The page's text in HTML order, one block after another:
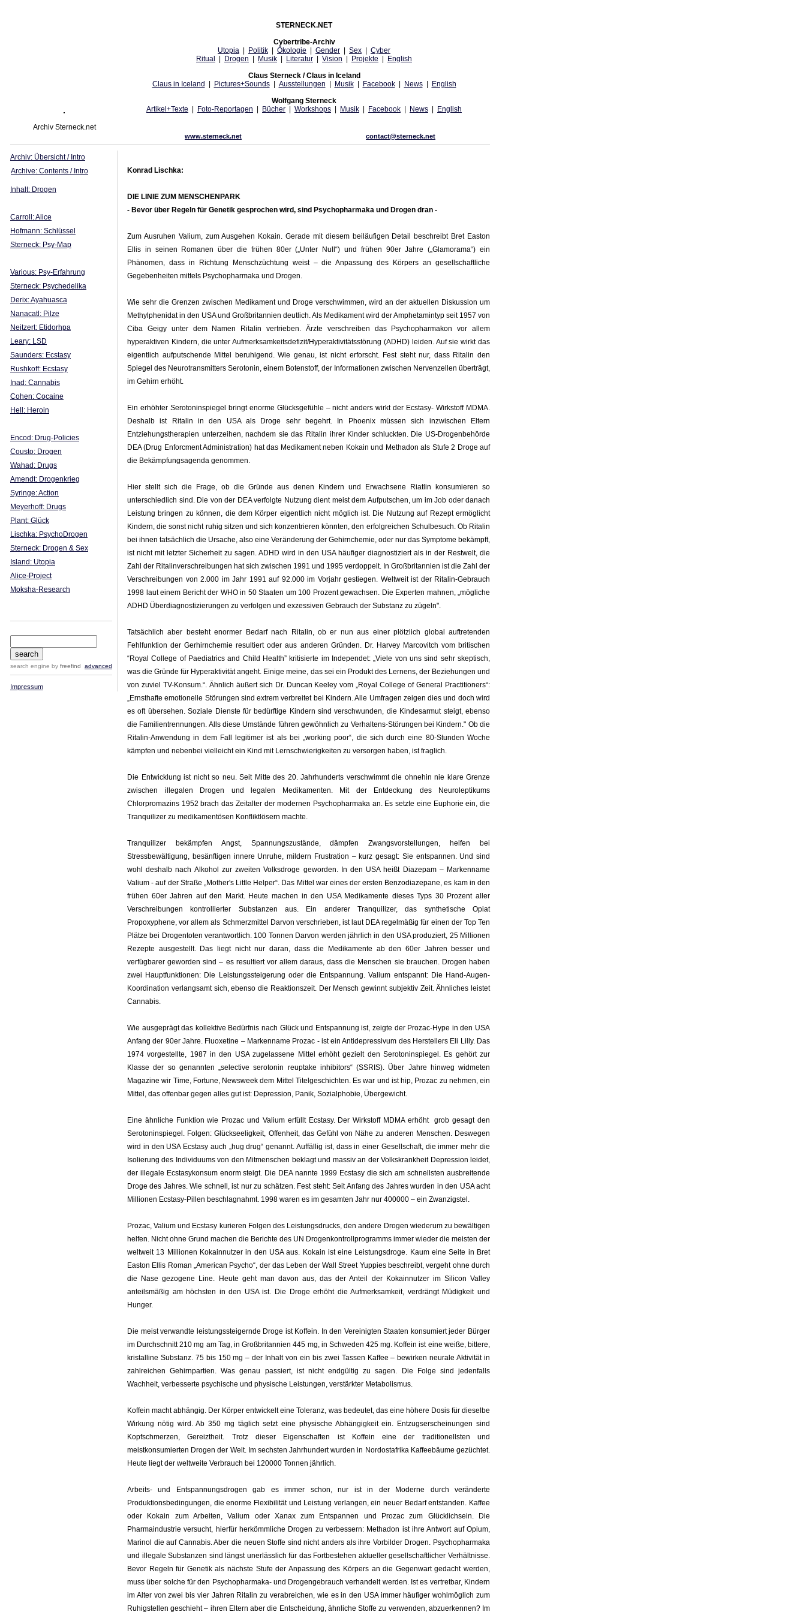
STERNECK.NET
Cybertribe-Archiv
Utopia
Politik Ökologie Gender Sex
Cyber
Ritual
Drogen Musik Literatur Vision Projekte
English
Claus Sterneck / Claus in Iceland
Claus in Iceland
Pictures+Sounds| Ausstellungen Musik| Facebook| News|
English
Wolfgang Sterneck
Artikel+Texte
Foto-Reportagen Bücher Workshops Musik Facebook News English
Archiv Sterneck.net
www.sterneck.net contact@sterneck.net
Archiv: Übersicht / Intro
Archive: Contents / Intro
Inhalt: Drogen
Carroll: Alice
Hofmann: Schlüssel
Sterneck: Psy-Map
Various: Psy-Erfahrung
Sterneck: Psychedelika
Derix: Ayahuasca
Nanacatl: Pilze
Neitzert: Etidorhpa
Leary: LSD
Saunders: Ecstasy
Rushkoff: Ecstasy
Inad: Cannabis
Cohen: Cocaine
Hell: Heroin
Encod: Drug-Policies
Cousto: Drogen
Wahad: Drugs
Amendt: Drogenkrieg
Syringe: Action
Meyerhoff: Drugs
Plant: Glück
Lischka: PsychoDrogen
Sterneck: Drogen & Sex
Island: Utopia
Alice-Project
Moksha-Research
search engine by freefind advanced
Impressum
Konrad Lischka:
DIE LINIE ZUM MENSCHENPARK
- Bevor über Regeln für Genetik gesprochen wird, sind Psychopharmaka und Drogen dran -
Zum Ausruhen Valium, zum Ausgehen Kokain. Gerade mit diesem beiläufigen Detail beschreibt Bret Easton
Ellis in seinen Romanen über die frühen 80er („Unter Null“) und frühen 90er Jahre („Glamorama“) ein
Phänomen, dass in Richtung Menschzüchtung weist – die Anpassung des Körpers an gesellschaftliche
Gegebenheiten mittels Psychopharmaka und Drogen.
Wie sehr die Grenzen zwischen Medikament und Droge verschwimmen, wird an der aktuellen Diskussion um
Methylphenidat in den USA und Großbritannien deutlich. Als Medikament wird der Amphetamintyp seit 1957 von
Ciba Geigy unter dem Namen Ritalin vertrieben. Ärzte verschreiben das Psychopharmakon vor allem
hyperaktiven Kindern, die unter Aufmerksamkeitsdefizit/Hyperaktivitätsstörung (ADHD) leiden. Auf sie wirkt das
eigentlich aufputschende Mittel beruhigend. Wie genau, ist nicht erforscht. Fest steht nur, dass Ritalin den
Spiegel des Neurotransmitters Serotonin, einem Botenstoff, der Informationen zwischen Nervenzellen überträgt,
im Gehirn erhöht.
Ein erhöhter Serotoninspiegel bringt enorme Glücksgefühle – nicht anders wirkt der Ecstasy- Wirkstoff MDMA.
Deshalb ist Ritalin in den USA als Droge sehr begehrt. In Phoenix müssen sich inzwischen Eltern
Entziehungstherapien unterzeihen, nachdem sie das Ritalin ihrer Kinder schluckten. Die US-Drogenbehörde
DEA (Drug Enforcment Administration) hat das Medikament neben Kokain und Methadon als Stufe 2 Droge auf
die Bekämpfungsagenda genommen.
Hier stellt sich die Frage, ob die Gründe aus denen Kindern und Erwachsene Riatlin konsumieren so
unterschiedlich sind. Die von der DEA verfolgte Nutzung dient meist dem Aufputschen, um im Job oder danach
Leistung bringen zu können, die dem Körper eigentlich nicht möglich ist. Die Nutzung auf Rezept ermöglicht
Kindern, die sonst nicht ruhig sitzen und sich konzentrieren könnten, den erfolgreichen Schulbesuch. Ob Ritalin
bei ihnen tatsächlich die Ursache, also eine Veränderung der Gehirnchemie, oder nur das Symptome bekämpft,
ist nicht mit letzter Sicherheit zu sagen. ADHD wird in den USA häufiger diagnostiziert als in der Restwelt, die
Zahl der Ritalinverschreibungen hat sich zwischen 1991 und 1995 verdoppelt. In Großbritannien ist die Zahl der
Verschreibungen von 2.000 im Jahr 1991 auf 92.000 im Vorjahr gestiegen. Weltweit ist der Ritalin-Gebrauch
1998 laut einem Bericht der WHO in 50 Staaten um 100 Prozent gewachsen. Die Experten mahnen, „mögliche
ADHD Überdiagnostizierungen zu verfolgen und exzessiven Gebrauch der Substanz zu zügeln".
Tatsächlich aber besteht enormer Bedarf nach Ritalin, ob er nun aus einer plötzlich global auftretenden
Fehlfunktion der Gerhirnchemie resultiert oder aus anderen Gründen. Dr. Harvey Marcovitch vom britischen
“Royal College of Paediatrics and Child Health” kritisierte im Independet: „Viele von uns sind sehr skeptisch,
was die Gründe für Hyperaktivität angeht. Einige meine, das sei ein Produkt des Lernens, der Beziehungen und
von zuviel TV-Konsum.“. Ähnlich äußert sich Dr. Duncan Keeley vom „Royal College of General Practitioners“:
„Ernsthafte emotionelle Störungen sind extrem verbreitet bei Kindern. Alle Umfragen zeigen dies und doch wird
es oft übersehen. Soziale Dienste für bedürftige Kindern sind verschwunden, die Kindesarmut steigt, ebenso
die Familientrennungen. Alls diese Umstände führen gewöhnlich zu Verhaltens-Störungen bei Kindern." Ob die
Ritalin-Anwendung in dem Fall legitimer ist als bei „working poor“, die sich durch eine 80-Stunden Woche
kämpfen und nebenbei vielleicht ein Kind mit Lernschwierigkeiten zu versorgen haben, ist fraglich.
Die Entwicklung ist nicht so neu. Seit Mitte des 20. Jahrhunderts verschwimmt die ohnehin nie klare Grenze
zwischen illegalen Drogen und legalen Medikamenten. Mit der Entdeckung des Neuroleptikums
Chlorpromazins 1952 brach das Zeitalter der modernen Psychopharmaka an. Es setzte eine Euphorie ein, die
Tranquilizer zu medikamentösen Konfliktlösern machte.
Tranquilizer bekämpfen Angst, Spannungszustände, dämpfen Zwangsvorstellungen, helfen bei
Stressbewältigung, besänftigen innere Unruhe, mildern Frustration – kurz gesagt: Sie entspannen. Und sind
wohl deshalb nach Alkohol zur zweiten Volksdroge geworden. In den USA heißt Diazepam – Markenname
Valium - auf der Straße „Mother's Little Helper“. Das Mittel war eines der ersten Benzodiazepane, es kam in den
frühen 60er Jahren auf den Markt. Heute machen in den USA Medikamente dieses Typs 30 Prozent aller
Verschreibungen kontrollierter Substanzen aus. Ein anderer Tranquilizer, das synthetische Opiat
Propoxyphene, vor allem als Schmerzmittel Darvon verschrieben, ist laut DEA regelmäßig für einen der Top Ten
Plätze bei Drogentoten verantwortlich. 100 Tonnen Darvon werden jährlich in den USA produziert, 25 Millionen
Rezepte ausgestellt. Das liegt nicht nur daran, dass die Medikamente ab den 60er Jahren besser und
verfügbarer geworden sind – es resultiert vor allem daraus, dass die Menschen sie brauchen. Drogen haben
zwei Hauptfunktionen: Die Leistungssteigerung oder die Entspannung. Valium entspannt: Die Hand-Augen-
Koordination verlangsamt sich, ebenso die Reaktionszeit. Der Mensch gewinnt subjektiv Zeit. Ähnliches leistet
Cannabis.
Wie ausgeprägt das kollektive Bedürfnis nach Glück und Entspannung ist, zeigte der Prozac-Hype in den USA
Anfang der 90er Jahre. Fluoxetine – Markenname Prozac - ist ein Antidepressivum des Herstellers Eli Lilly. Das
1974 vorgestellte, 1987 in den USA zugelassene Mittel erhöht gezielt den Serotoninspiegel. Es gehört zur
Klasse der so genannten „selective serotonin reuptake inhibitors“ (SSRIS). Über Jahre hinweg widmeten
Magazine wir Time, Fortune, Newsweek dem Mittel Titelgeschichten. Es war und ist hip, Prozac zu nehmen, ein
Mittel, das offenbar gegen alles gut ist: Depression, Panik, Sozialphobie, Übergewicht.
Eine ähnliche Funktion wie Prozac und Valium erfüllt Ecstasy. Der Wirkstoff MDMA erhöht grob gesagt den
Serotoninspiegel. Folgen: Glückseeligkeit, Offenheit, das Gefühl von Nähe zu anderen Menschen. Deswegen
wird in den USA Ecstasy auch „hug drug“ genannt. Auffällig ist, dass in einer Gesellschaft, die immer mehr die
Isolierung des Individuums von den Mitmenschen beklagt und massiv an der Volkskrankheit Depression leidet,
der illegale Ecstasykonsum enorm steigt. Die DEA nannte 1999 Ecstasy die sich am schnellsten ausbreitende
Droge des Jahres. Wie schnell, ist nur zu schätzen. Fest steht: Seit Anfang des Jahres wurden in den USA acht
Millionen Ecstasy-Pillen beschlagnahmt. 1998 waren es im gesamten Jahr nur 400000 – ein Zwanzigstel.
Prozac, Valium und Ecstasy kurieren Folgen des Leistungsdrucks, den andere Drogen wiederum zu bewältigen
helfen. Nicht ohne Grund machen die Berichte des UN Drogenkontrollprogramms immer wieder die meisten der
weltweit 13 Millionen Kokainnutzer in den USA aus. Kokain ist eine Leistungsdroge. Kaum eine Seite in Bret
Easton Ellis Roman „American Psycho“, der das Leben der Wall Street Yuppies beschreibt, vergeht ohne durch
die Nase gezogene Line. Heute geht man davon aus, das der Anteil der Kokainnutzer im Silicon Valley
anteilsmäßig am höchsten in den USA ist. Die Droge erhöht die Aufmerksamkeit, verdrängt Müdigkeit und
Hunger.
Die meist verwandte leistungssteigernde Droge ist Koffein. In den Vereinigten Staaten konsumiert jeder Bürger
im Durchschnitt 210 mg am Tag, in Großbritannien 445 mg, in Schweden 425 mg. Koffein ist eine weiße, bittere,
kristalline Substanz. 75 bis 150 mg – der Inhalt von ein bis zwei Tassen Kaffee – bewirken neurale Aktivität in
zahlreichen Gehirnpartien. Was genau passiert, ist nicht endgültig zu sagen. Die Folge sind jedenfalls
Wachheit, verbesserte psychische und physische Leistungen, verstärkter Metabolismus.
Koffein macht abhängig. Der Körper entwickelt eine Toleranz, was bedeutet, das eine höhere Dosis für dieselbe
Wirkung nötig wird. Ab 350 mg täglich setzt eine physische Abhängigkeit ein. Entzugserscheinungen sind
Kopfschmerzen, Gereiztheit. Trotz dieser Eigenschaften ist Koffein eine der traditionellsten und
meistkonsumierten Drogen der Welt. Im sechsten Jahrhundert wurden in Nordostafrika Kaffeebäume gezüchtet.
Heute liegt der weltweite Verbrauch bei 120000 Tonnen jährlich.
Arbeits- und Entspannungsdrogen gab es immer schon, nur ist in der Moderne durch veränderte
Produktionsbedingungen, die enorme Flexibilität und Leistung verlangen, ein neuer Bedarf entstanden. Kaffee
oder Kokain zum Arbeiten, Valium oder Xanax zum Entspannen und Prozac zum Glücklichsein. Die
Pharmaindustrie versucht, hierfür herkömmliche Drogen zu verbessern: Methadon ist ihre Antwort auf Opium,
Marinol die auf Cannabis. Aber die neuen Stoffe sind nicht anders als ihre Vorbilder Drogen. Psychopharmaka
und illegale Substanzen sind längst unerlässlich für das Fortbestehen aktueller gesellschaftlicher Verhältnisse.
Bevor Regeln für Genetik als nächste Stufe der Anpassung des Körpers an die Gegenwart gedacht werden,
muss über solche für den Psychopharmaka- und Drogengebrauch verhandelt werden. Ist es vertretbar, Kindern
im Alter von zwei bis vier Jahren Ritalin zu verabreichen, wie es in den USA immer häufiger wohlmöglich zum
Ruhigstellen geschieht – ihren Eltern aber die Entscheidung, ähnliche Stoffe zu verwenden, abzuerkennen? Im